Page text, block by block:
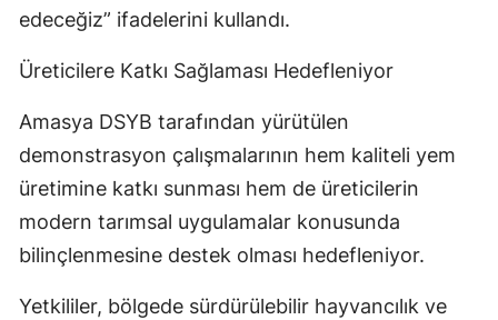
edeceğiz” ifadelerini kullandı.
Üreticilere Katkı Sağlaması Hedefleniyor
Amasya DSYB tarafından yürütülen
demonstrasyon çalışmalarının hem kaliteli yem
üretimine katkı sunması hem de üreticilerin
modern tarımsal uygulamalar konusunda
bilinçlenmesine destek olması hedefleniyor.
Yetkililer, bölgede sürdürülebilir hayvancılık ve